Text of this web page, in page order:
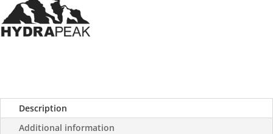
Description
Additional information